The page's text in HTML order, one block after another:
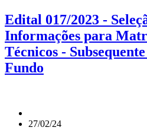
Edital 017/2023 -
Informações para
Técnicos -
Fundo
27/02/24